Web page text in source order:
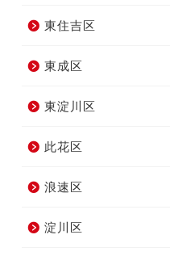
東住吉区
東成区
東淀川区
此花区
浪速区
淀川区